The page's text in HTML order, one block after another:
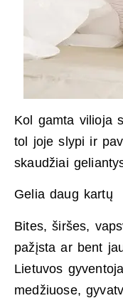
Kol gamta vilioja
tol joje slypi ir
skaudžiai
Gelia daug kartų
Bites, širšes,
pažįsta ar bent
Lietuvos
medžiuose,